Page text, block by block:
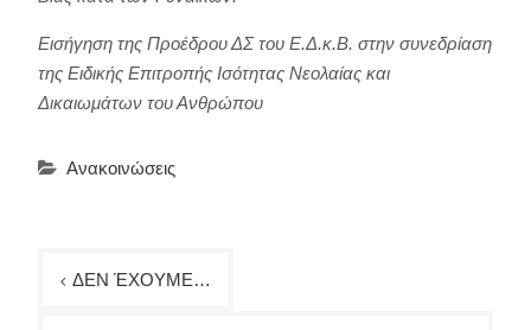
Εισήγηση της Προέδρου ΔΣ του Ε.Δ.κ.Β. στην συνεδρίαση
της Ειδικής Επιτροπής Ισότητας Νεολαίας και
Δικαιωμάτων του Ανθρώπου
Ανακοινώσεις
ΔΕΝ ΈΧΟΥΜΕ…